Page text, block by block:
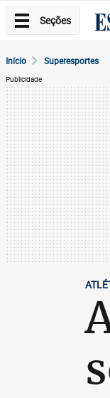
Seções
Início Superesportes
Publicidade